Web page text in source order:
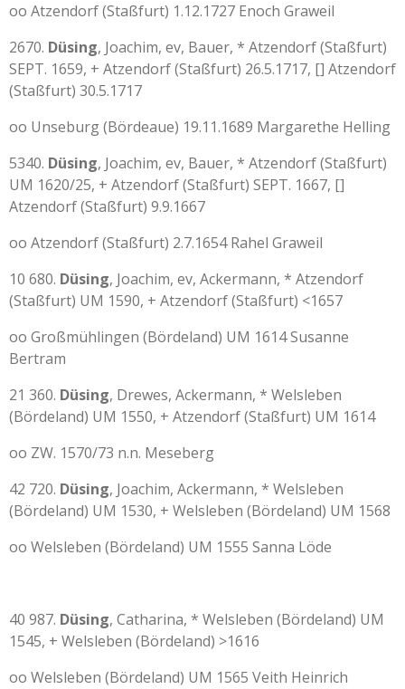
oo Atzendorf (Staßfurt) 1.12.1727 Enoch Graweil
2670. Düsing, Joachim, ev, Bauer, * Atzendorf (Staßfurt)
SEPT. 1659, + Atzendorf (Staßfurt) 26.5.1717, [] Atzendorf
(Staßfurt) 30.5.1717
oo Unseburg (Bördeaue) 19.11.1689 Margarethe Helling
5340. Düsing, Joachim, ev, Bauer, * Atzendorf (Staßfurt)
UM 1620/25, + Atzendorf (Staßfurt) SEPT. 1667, []
Atzendorf (Staßfurt) 9.9.1667
oo Atzendorf (Staßfurt) 2.7.1654 Rahel Graweil
10 680. Düsing, Joachim, ev, Ackermann, * Atzendorf
(Staßfurt) UM 1590, + Atzendorf (Staßfurt) <1657
oo Großmühlingen (Bördeland) UM 1614 Susanne
Bertram
21 360. Düsing, Drewes, Ackermann, * Welsleben
(Bördeland) UM 1550, + Atzendorf (Staßfurt) UM 1614
oo ZW. 1570/73 n.n. Meseberg
42 720. Düsing, Joachim, Ackermann, * Welsleben
(Bördeland) UM 1530, + Welsleben (Bördeland) UM 1568
oo Welsleben (Bördeland) UM 1555 Sanna Löde
40 987. Düsing, Catharina, * Welsleben (Bördeland) UM
1545, + Welsleben (Bördeland) >1616
oo Welsleben (Bördeland) UM 1565 Veith Heinrich